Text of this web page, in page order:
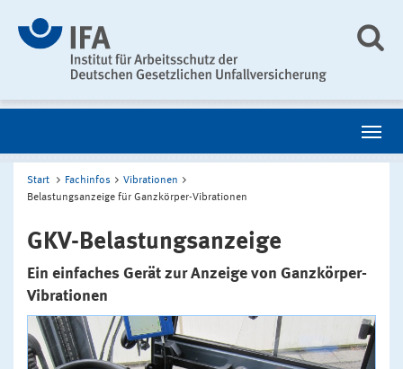
Start Fachinfos
Vibrationen
Belastungsanzeige für Ganzkörper-Vibrationen
GKV-Belastungsanzeige
Ein einfaches Gerät zur Anzeige von Ganzkörper-
Vibrationen